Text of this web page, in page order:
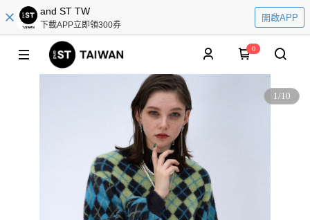
and ST TW
下載APP立即領300券
開啟APP
0
1/10